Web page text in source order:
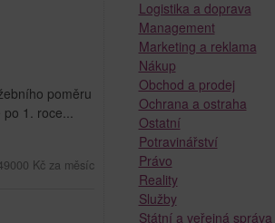
poměru
1. roce...
Kč za měsíc
Logistika a doprava
Management
Marketing a reklama
Nákup
Obchod a prodej
Ochrana a ostraha
Ostatní
Potravinářství
Právo
Reality
Služby
Státní a veřejná správa